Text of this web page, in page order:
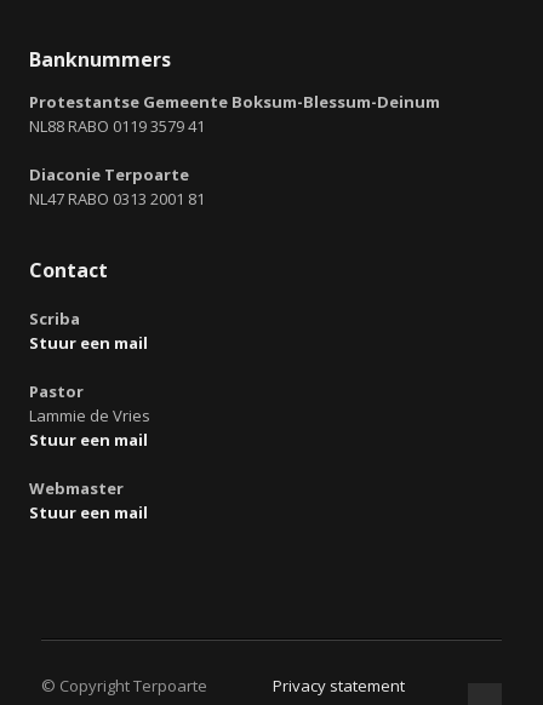
Banknummers
Protestantse Gemeente Boksum-Blessum-Deinum
NL88 RABO 0119 3579 41
Diaconie Terpoarte
NL47 RABO 0313 2001 81
Contact
Scriba
Stuur een mail
Pastor
Lammie de Vries
Stuur een mail
Webmaster
Stuur een mail
© Copyright Terpoarte Privacy statement